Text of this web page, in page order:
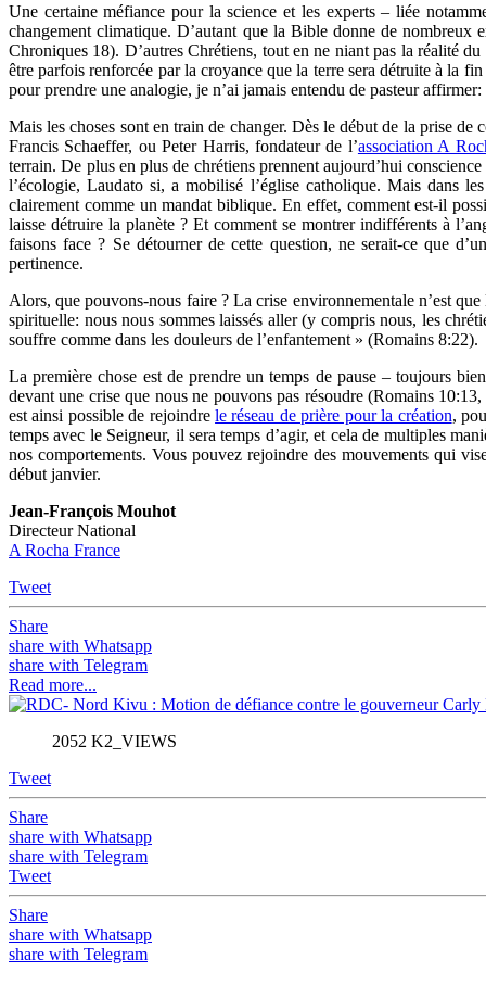
Une certaine méfiance pour la science et les experts – liée
changement climatique. D’autant que la Bible donne de
Chroniques 18). D’autres Chrétiens, tout en ne niant pas la réalité
être parfois renforcée par la croyance que la terre sera détruite à la
pour prendre une analogie, je n’ai jamais entendu de pasteur
Mais les choses sont en train de changer. Dès le début de la prise de
Francis Schaeffer, ou Peter Harris, fondateur de l’association A
terrain. De plus en plus de chrétiens prennent aujourd’hui
l’écologie, Laudato si, a mobilisé l’église catholique. Mais dans
clairement comme un mandat biblique. En effet, comment est-il
laisse détruire la planète ? Et comment se montrer indifférents à
faisons face ? Se détourner de cette question, ne serait-ce que
pertinence.
Alors, que pouvons-nous faire ? La crise environnementale n’est
spirituelle: nous nous sommes laissés aller (y compris nous, les
souffre comme dans les douleurs de l’enfantement » (Romains 8:22).
La première chose est de prendre un temps de pause – toujours
devant une crise que nous ne pouvons pas résoudre (Romains
est ainsi possible de rejoindre le réseau de prière pour la création,
temps avec le Seigneur, il sera temps d’agir, et cela de multiples
nos comportements. Vous pouvez rejoindre des mouvements qui
début janvier.
Jean-François Mouhot
Directeur National
A Rocha France
Tweet
Share
share with Whatsapp
share with Telegram
Read more...
2052 K2_VIEWS
Tweet
Share
share with Whatsapp
share with Telegram
Tweet
Share
share with Whatsapp
share with Telegram